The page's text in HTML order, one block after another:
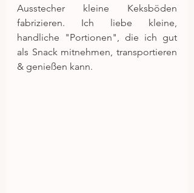
Ausstecher kleine Keksböden
fabrizieren. Ich liebe kleine,
handliche "Portionen", die ich gut
als Snack mitnehmen, transportieren
& genießen kann.